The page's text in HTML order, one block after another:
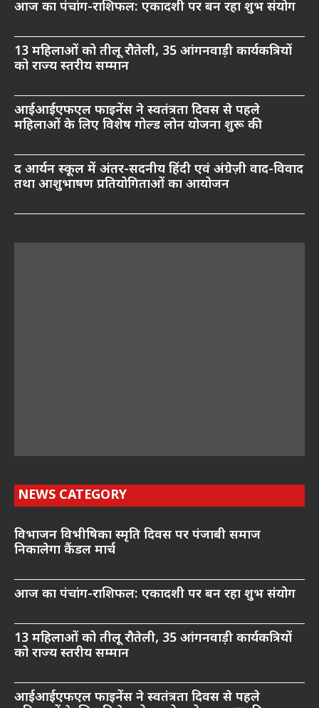
आज का पंचांग-राशिफल: एकादशी पर बन रहा शुभ संयोग
13 महिलाओं को तीलू रौतेली, 35 आंगनवाड़ी कार्यकत्रियों
को राज्य स्तरीय सम्मान
आईआईएफएल फाइनेंस ने स्वतंत्रता दिवस से पहले
महिलाओं के लिए विशेष गोल्ड लोन योजना शुरू की
द आर्यन स्कूल में अंतर-सदनीय हिंदी एवं अंग्रेज़ी वाद-विवाद
तथा आशुभाषण प्रतियोगिताओं का आयोजन
NEWS CATEGORY
विभाजन विभीषिका स्मृति दिवस पर पंजाबी समाज
निकालेगा कैंडल मार्च
आज का पंचांग-राशिफल: एकादशी पर बन रहा शुभ संयोग
13 महिलाओं को तीलू रौतेली, 35 आंगनवाड़ी कार्यकत्रियों
को राज्य स्तरीय सम्मान
आईआईएफएल फाइनेंस ने स्वतंत्रता दिवस से पहले